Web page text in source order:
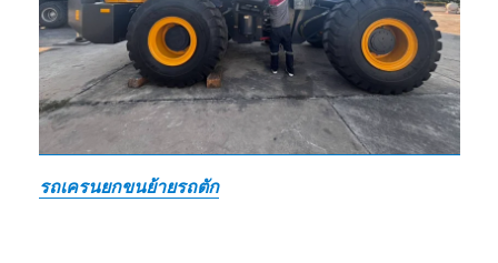
รถเครนยกขนย้ายรถตัก